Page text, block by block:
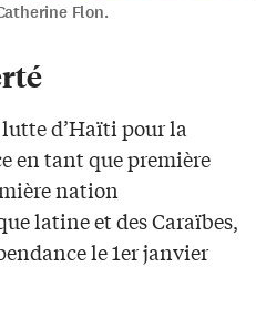
Flon.
é
d’Haïti pour la
en tant que première
nation
latine et des Caraïbes,
le 1er janvier